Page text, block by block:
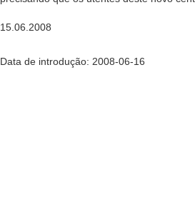
15.06.2008
Data de introdução: 2008-06-16